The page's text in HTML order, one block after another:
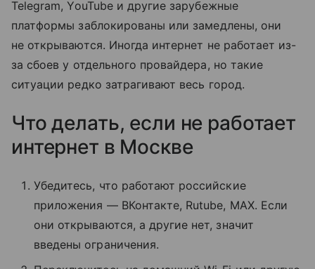
Telegram, YouTube и другие зарубежные
платформы заблокированы или замедлены, они
не открываются. Иногда интернет не работает из-
за сбоев у отдельного провайдера, но такие
ситуации редко затрагивают весь город.
Что делать, если не работает
интернет в Москве
Убедитесь, что работают российские
приложения — ВКонтакте, Rutube, MAX. Если
они открываются, а другие нет, значит
введены ограничения.